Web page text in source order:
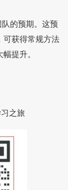
的预期。这预
可获得常规方法
提升。
之旅